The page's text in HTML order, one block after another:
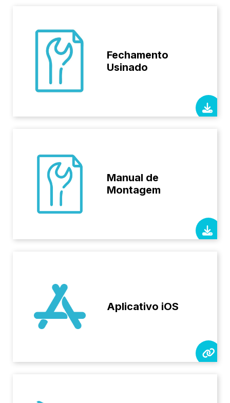
Fechamento
Usinado
Manual de
Montagem
Aplicativo iOS